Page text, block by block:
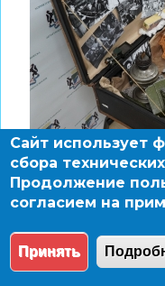
Сайт использует
сбора
Продолжение
согласием на
Принять